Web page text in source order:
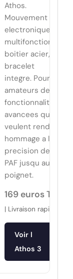
Athos.
Mouvement
electronique
multifonctions,
boitier acier,
bracelet
integre. Pour les
amateurs de
fonctionnalites
avancees qui
veulent rendre
hommage a la
precision de la
PAF jusqu au
poignet.
169 euros TTC
| Livraison rapide
Voir l
Athos 3